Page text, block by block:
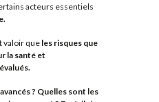
acteurs essentiels
valoir que les risques que
la santé et
? Quelles sont les